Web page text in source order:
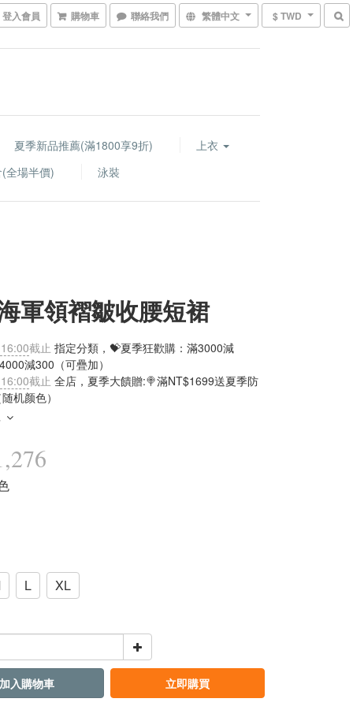
登入會員 購物車 聯絡我們 繁體中文 $ TWD
夏季新品推薦(滿1800享9折)
上衣
全場半價)
泳裝
軍領褶皺收腰短裙
截止 指定分類，💝夏季狂歡購：滿3000減
減300（可疊加）
截止 全店，夏季大饋贈:🍭滿NT$1699送夏季防
机颜色）
L XL
加入購物車 立即購買